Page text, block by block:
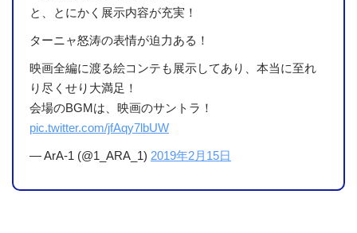
と、とにかく展示内容が充実！
ターニャ怒涛の表情が迫力ある！
映画全編に渡る絵コンテも展示してあり、本当に至れ
り尽くせり大満足！
会場のBGMは、映画のサントラ！
pic.twitter.com/jfAqy7lbUW
— ArA-1 (@1_ARA_1) 2019年2月15日